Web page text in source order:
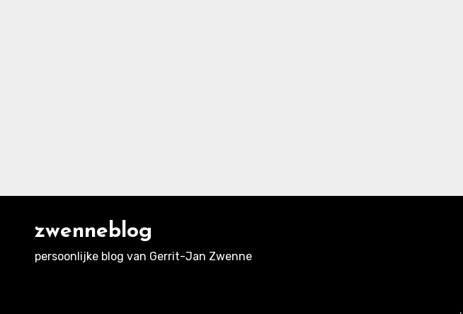
zwenneblog
persoonlijke blog van Gerrit-Jan Zwenne